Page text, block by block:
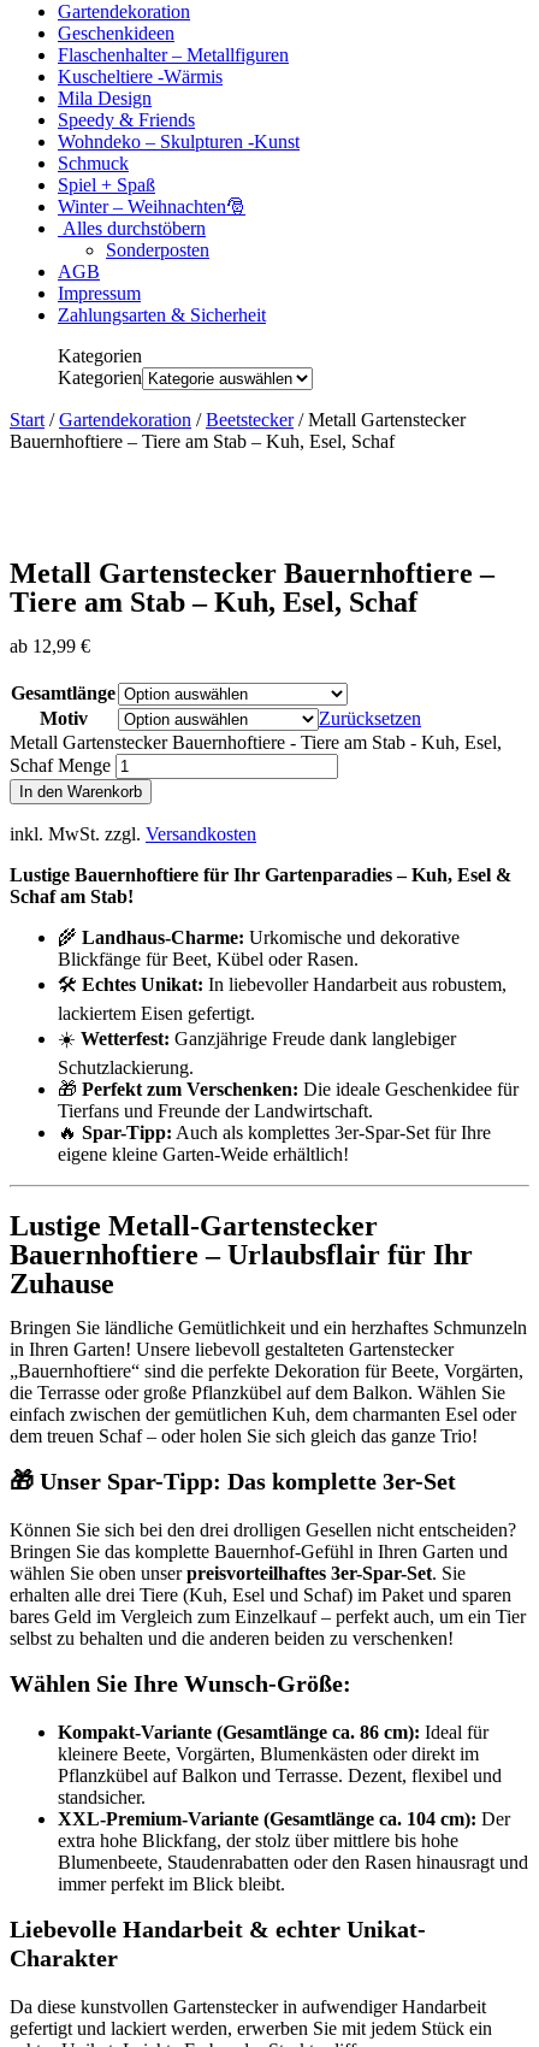
Gartendekoration
Geschenkideen
Flaschenhalter – Metallfiguren
Kuscheltiere -Wärmis
Mila Design
Speedy & Friends
Wohndeko – Skulpturen -Kunst
Schmuck
Spiel + Spaß
Winter – Weihnachten🎅
Alles durchstöbern
Sonderposten
AGB
Impressum
Zahlungsarten & Sicherheit
Kategorien
Kategorien
Start /Gartendekoration /Beetstecker/ Metall Gartenstecker
Bauernhoftiere – Tiere am Stab – Kuh, Esel, Schaf
Metall Gartenstecker Bauernhoftiere –
Tiere am Stab – Kuh, Esel, Schaf
ab 12,99 €
Gesamtlänge
Motiv
Zurücksetzen
Metall Gartenstecker Bauernhoftiere - Tiere am Stab - Kuh, Esel,
Schaf Menge
In den Warenkorb
inkl. MwSt. zzgl. Versandkosten
Lustige Bauernhoftiere für Ihr Gartenparadies – Kuh, Esel &
Schaf am Stab!
🌾 Landhaus-Charme: Urkomische und dekorative
Blickfänge für Beet, Kübel oder Rasen.
🛠️ Echtes Unikat: In liebevoller Handarbeit aus robustem,
lackiertem Eisen gefertigt.
☀️ Wetterfest: Ganzjährige Freude dank langlebiger
Schutzlackierung.
🎁 Perfekt zum Verschenken: Die ideale Geschenkidee für
Tierfans und Freunde der Landwirtschaft.
🔥 Spar-Tipp: Auch als komplettes 3er-Spar-Set für Ihre
eigene kleine Garten-Weide erhältlich!
Lustige Metall-Gartenstecker
Bauernhoftiere – Urlaubsflair für Ihr
Zuhause
Bringen Sie ländliche Gemütlichkeit und ein herzhaftes Schmunzeln
in Ihren Garten! Unsere liebevoll gestalteten Gartenstecker
„Bauernhoftiere“ sind die perfekte Dekoration für Beete, Vorgärten,
die Terrasse oder große Pflanzkübel auf dem Balkon. Wählen Sie
einfach zwischen der gemütlichen Kuh, dem charmanten Esel oder
dem treuen Schaf – oder holen Sie sich gleich das ganze Trio!
🎁 Unser Spar-Tipp: Das komplette 3er-Set
Können Sie sich bei den drei drolligen Gesellen nicht entscheiden?
Bringen Sie das komplette Bauernhof-Gefühl in Ihren Garten und
wählen Sie oben unserpreisvorteilhaftes 3er-Spar-Set. Sie
erhalten alle drei Tiere (Kuh, Esel und Schaf) im Paket und sparen
bares Geld im Vergleich zum Einzelkauf – perfekt auch, um ein Tier
selbst zu behalten und die anderen beiden zu verschenken!
Wählen Sie Ihre Wunsch-Größe:
Kompakt-Variante (Gesamtlänge ca. 86 cm): Ideal für
kleinere Beete, Vorgärten, Blumenkästen oder direkt im
Pflanzkübel auf Balkon und Terrasse. Dezent, flexibel und
standsicher.
XXL-Premium-Variante (Gesamtlänge ca. 104 cm): Der
extra hohe Blickfang, der stolz über mittlere bis hohe
Blumenbeete, Staudenrabatten oder den Rasen hinausragt und
immer perfekt im Blick bleibt.
Liebevolle Handarbeit & echter Unikat-
Charakter
Da diese kunstvollen Gartenstecker in aufwendiger Handarbeit
gefertigt und lackiert werden, erwerben Sie mit jedem Stück ein